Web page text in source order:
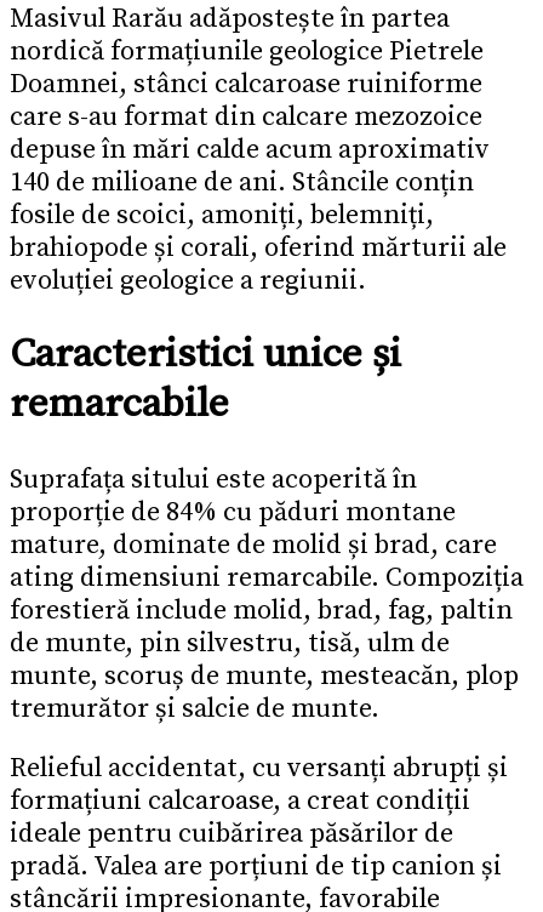
Masivul Rarău adăpostește în partea
nordică formațiunile geologice Pietrele
Doamnei, stânci calcaroase ruiniforme
care s-au format din calcare mezozoice
depuse în mări calde acum aproximativ
140 de milioane de ani. Stâncile conțin
fosile de scoici, amoniți, belemniți,
brahiopode și corali, oferind mărturii ale
evoluției geologice a regiunii.
Caracteristici unice și
remarcabile
Suprafața sitului este acoperită în
proporție de 84% cu păduri montane
mature, dominate de molid și brad, care
ating dimensiuni remarcabile. Compoziția
forestieră include molid, brad, fag, paltin
de munte, pin silvestru, tisă, ulm de
munte, scoruș de munte, mesteacăn, plop
tremurător și salcie de munte.
Relieful accidentat, cu versanți abrupți și
formațiuni calcaroase, a creat condiții
ideale pentru cuibărirea păsărilor de
pradă. Valea are porțiuni de tip canion și
stâncării impresionante, favorabile